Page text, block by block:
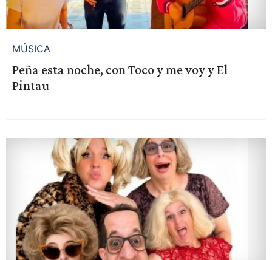
MÚSICA
Peña esta noche, con Toco y me voy y El
Pintau